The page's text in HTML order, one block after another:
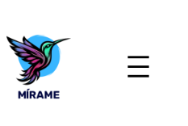
do
treści